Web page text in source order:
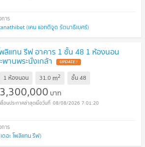
(เคน แอทติจูด รัตนาธิเบศร์)
พลิแทน รีฟ อาคาร 1 ชั้น 48 1 ห้องนอน
านพระนั่งเกล้า
1 ห้องนอน 31.0 m2 ชั้น48
3,300,000 บาท
08/08/2026 7:01:20
ดอะ โพลิแทน รีฟ)